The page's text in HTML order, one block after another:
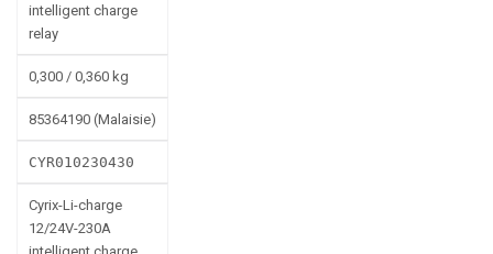
intelligent charge
relay
0,300 / 0,360 kg
85364190 (Malaisie)
CYR010230430
Cyrix-Li-charge
12/24V-230A